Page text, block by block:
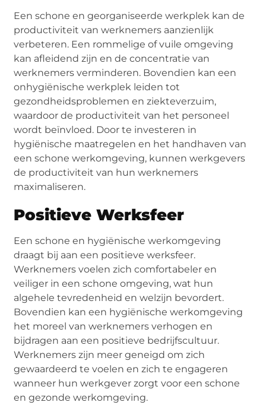
Een schone en georganiseerde werkplek kan de
productiviteit van werknemers aanzienlijk
verbeteren. Een rommelige of vuile omgeving
kan afleidend zijn en de concentratie van
werknemers verminderen. Bovendien kan een
onhygiënische werkplek leiden tot
gezondheidsproblemen en ziekteverzuim,
waardoor de productiviteit van het personeel
wordt beïnvloed. Door te investeren in
hygiënische maatregelen en het handhaven van
een schone werkomgeving, kunnen werkgevers
de productiviteit van hun werknemers
maximaliseren.
Positieve Werksfeer
Een schone en hygiënische werkomgeving
draagt bij aan een positieve werksfeer.
Werknemers voelen zich comfortabeler en
veiliger in een schone omgeving, wat hun
algehele tevredenheid en welzijn bevordert.
Bovendien kan een hygiënische werkomgeving
het moreel van werknemers verhogen en
bijdragen aan een positieve bedrijfscultuur.
Werknemers zijn meer geneigd om zich
gewaardeerd te voelen en zich te engageren
wanneer hun werkgever zorgt voor een schone
en gezonde werkomgeving.